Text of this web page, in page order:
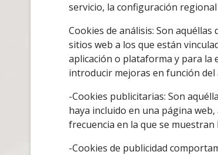
servicio, la configuración regional
Cookies de análisis: Son
sitios web a los que están
aplicación o plataforma y para la
introducir mejoras en función del
-Cookies publicitarias: Son
haya incluido en una página
frecuencia en la que se muestran
-Cookies de publicidad